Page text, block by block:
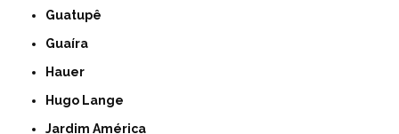
Guatupê
Guaíra
Hauer
Hugo Lange
Jardim América